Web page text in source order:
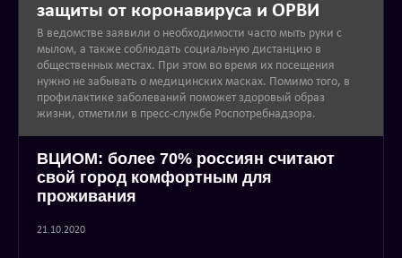
защиты от коронавируса и ОРВИ
В ведомстве заявили о необходимости часто мыть руки с
мылом, а также соблюдать социальную дистанцию в
общественных местах. При этом во время их посещения
нужно не забывать о медицинских масках. Помимо того, в
профилактике заболеваний поможет здоровый образ
жизни, отметили в пресс-службе Роспотребнадзора.
ВЦИОМ: более 70% россиян считают
свой город комфортным для
проживания
21.10.2020